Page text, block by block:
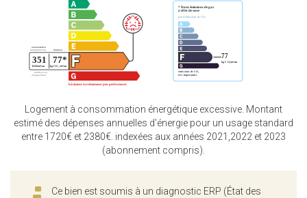
Logement à consommation énergétique excessive. Montant
estimé des dépenses annuelles d'énergie pour un usage standard
entre 1720€ et 2380€. indexées aux années 2021,2022 et 2023
(abonnement compris).
Ce bien est soumis à un diagnostic ERP (État des